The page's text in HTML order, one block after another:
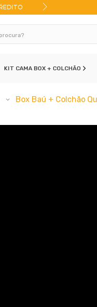
KIT CAMA BOX + COLCHÃO
Box Baú + Colchão